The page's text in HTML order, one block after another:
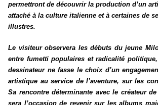
permettront de découvrir la production d’un
attaché à la culture italienne et à certaines de
illustres.
Le visiteur observera les débuts du jeune
entre fumettipopulaires et radicalité
dessinateur ne fasse le choix d’un
artistique au service de l’aventure, sur les
Sa rencontre déterminante avec le créateur
sera l’occasion de revenir sur les albums